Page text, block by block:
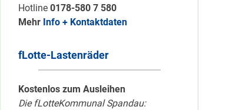
Hotline 0178-580 7 580
Mehr Info + Kontaktdaten
fLotte-Lastenräder
Kostenlos zum Ausleihen
Die fLotteKommunal Spandau: